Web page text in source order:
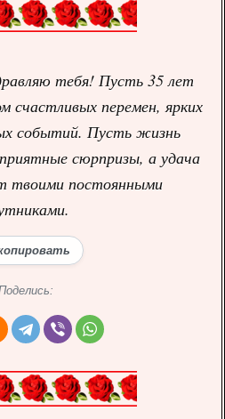
тебя! Пусть 35 лет
счастливых перемен, ярких
событий. Пусть жизнь
сюрпризы, а удача
твоими постоянными